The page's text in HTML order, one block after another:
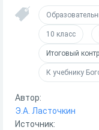
10 класс
Итоговый
К учебнику
Автор:
Э.А. Ласточкин
Источник: